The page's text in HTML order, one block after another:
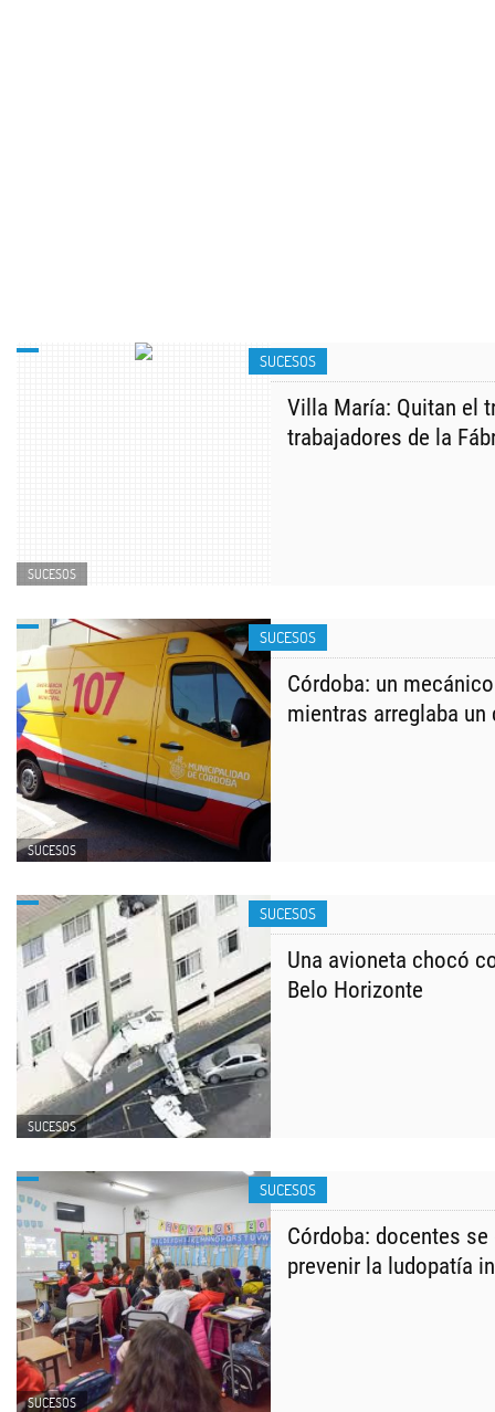
SUCESOS
SUCESOS
Villa María: Quitan el
trabajadores de la
SUCESOS
SUCESOS
Córdoba: un
mientras arreglaba un
SUCESOS
SUCESOS
Una avioneta chocó
Belo Horizonte
SUCESOS
SUCESOS
Córdoba: docentes
prevenir la ludopatía